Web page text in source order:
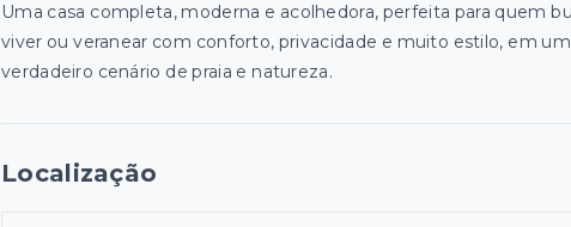
Uma casa completa, moderna e acolhedora, perfeita para quem
viver ou veranear com conforto, privacidade e muito estilo, em um
verdadeiro cenário de praia e natureza.
Localização